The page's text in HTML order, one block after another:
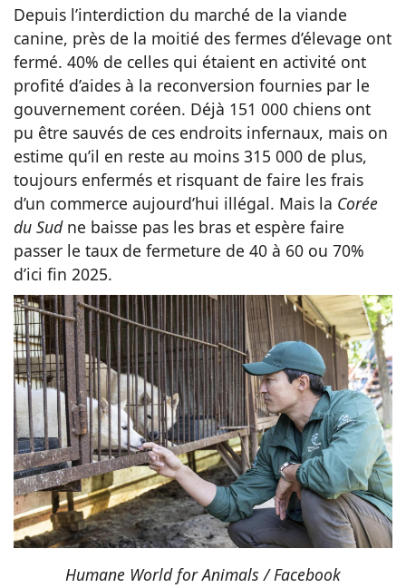
Depuis l’interdiction du marché de la viande
canine, près de la moitié des fermes d’élevage ont
fermé. 40% de celles qui étaient en activité ont
profité d’aides à la reconversion fournies par le
gouvernement coréen. Déjà 151 000 chiens ont
pu être sauvés de ces endroits infernaux, mais on
estime qu’il en reste au moins 315 000 de plus,
toujours enfermés et risquant de faire les frais
d’un commerce aujourd’hui illégal. Mais la Corée
du Sudne baisse pas les bras et espère faire
passer le taux de fermeture de 40 à 60 ou 70%
d’ici fin 2025.
Humane World for Animals / Facebook